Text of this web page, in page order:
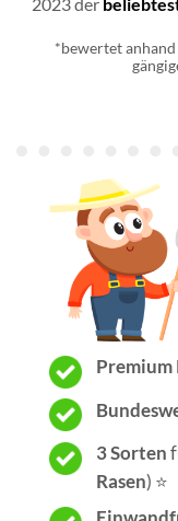
*bewertet
Premium
3 Sorten
Rasen) ⭐️